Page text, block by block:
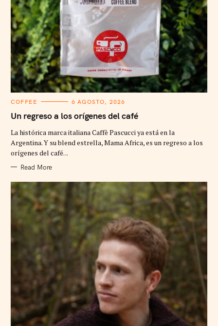
C
T
E
O
R
I
E
COFFEE 6 AGOSTO, 2026
Un regreso a los orígenes del café
La histórica marca italiana Caffè Pascucci ya está en la
Argentina. Y su blend estrella, Mama Africa, es un regreso a los
orígenes del café. ..
Read More